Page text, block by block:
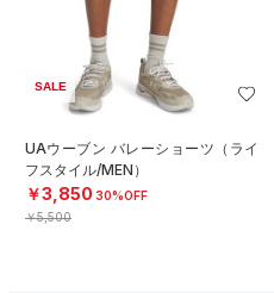
SALE
UAウーブン バレーショーツ（ライ
フスタイル/MEN）
￥3,850 30%OFF
￥5,500